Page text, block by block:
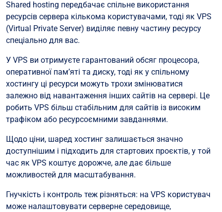
Shared hosting передбачає спільне використання
ресурсів сервера кількома користувачами, тоді як VPS
(Virtual Private Server) виділяє певну частину ресурсу
спеціально для вас.
У VPS ви отримуєте гарантований обсяг процесора,
оперативної пам’яті та диску, тоді як у спільному
хостингу ці ресурси можуть трохи змінюватися
залежно від навантаження інших сайтів на сервері. Це
робить VPS більш стабільним для сайтів із високим
трафіком або ресурсоємними завданнями.
Щодо ціни, шаред хостинг залишається значно
доступнішим і підходить для стартових проєктів, у той
час як VPS коштує дорожче, але дає більше
можливостей для масштабування.
Гнучкість і контроль теж різняться: на VPS користувач
може налаштовувати серверне середовище,